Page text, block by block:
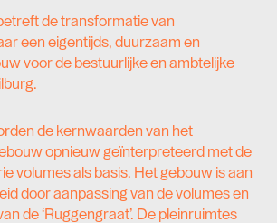
de transformatie van
een eigentijds, duurzaam en
voor de bestuurlijke en ambtelijke
de kernwaarden van het
opnieuw geïnterpreteerd met de
volumes als basis. Het gebouw is aan
door aanpassing van de volumes en
de ‘Ruggengraat’. De pleinruimtes